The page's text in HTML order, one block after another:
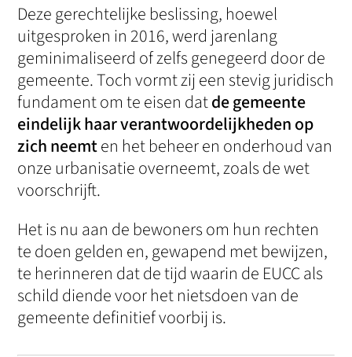
Deze gerechtelijke beslissing, hoewel
uitgesproken in 2016, werd jarenlang
geminimaliseerd of zelfs genegeerd door de
gemeente. Toch vormt zij een stevig juridisch
fundament om te eisen datde gemeente
eindelijk haar verantwoordelijkheden op
zich neemten het beheer en onderhoud van
onze urbanisatie overneemt, zoals de wet
voorschrijft.
Het is nu aan de bewoners om hun rechten
te doen gelden en, gewapend met bewijzen,
te herinneren dat de tijd waarin de EUCC als
schild diende voor het nietsdoen van de
gemeente definitief voorbij is.